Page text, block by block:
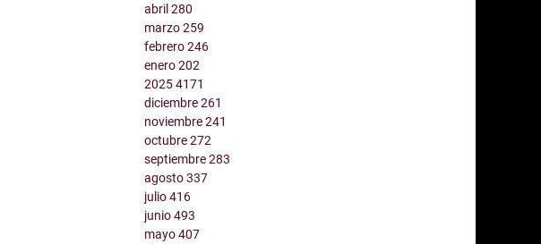
abril280
marzo259
febrero246
enero202
20254171
diciembre261
noviembre241
octubre272
septiembre283
agosto337
julio416
junio493
mayo407